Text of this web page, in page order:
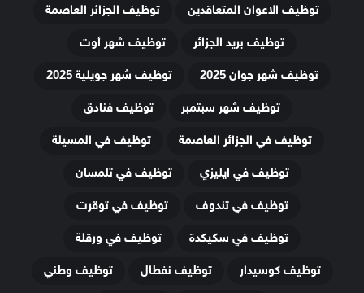
توظيف الاعوان المتعاقدين
توظيف الجزائر العاصمة
توظيف بريد الجزائر
توظيف شهر أوت
توظيف شهر جوان 2025
توظيف شهر جويلية 2025
توظيف شهر سبتمبر
توظيف فنادق
توظيف في الجزائر العاصمة
توظيف في المسيلة
توظيف في ايليزي
توظيف في تلمسان
توظيف في تندوف
توظيف في توقرت
توظيف في سكيكدة
توظيف في ورقلة
توظيف كوسيدار
توظيف نفطال
توظيف وطني